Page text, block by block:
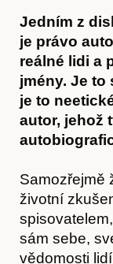
Jedním z
je právo
reálné lidi a
jmény. Je
je to
autor, jehož
Samozřejmě
životní
sám sebe,
vědomosti